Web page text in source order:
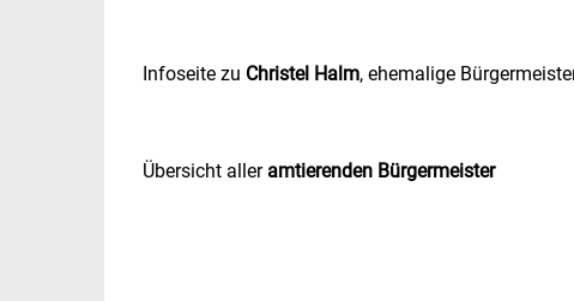
Infoseite zu Christel Halm, ehemalige
Übersicht aller amtierenden Bürgermeister